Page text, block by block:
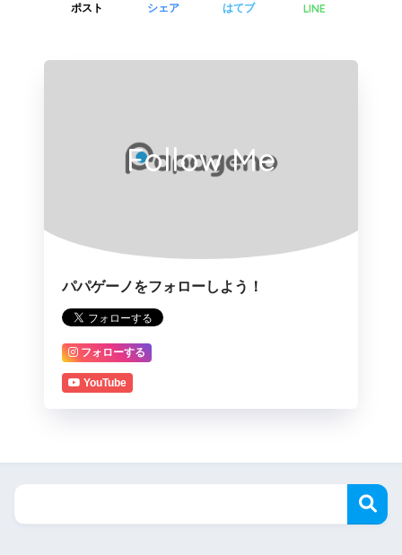
ポスト シェア はてブ LINE
Follow Me
パパゲーノをフォローしよう！
フォローする
YouTube